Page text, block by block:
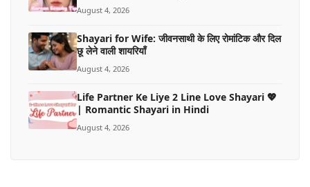
August 4, 2026
Shayari for Wife: जीवनसाथी के लिए रोमांटिक और दिल
छू लेने वाली शायरियाँ
August 4, 2026
Life Partner Ke Liye 2 Line Love Shayari 💖
| Romantic Shayari in Hindi
August 4, 2026